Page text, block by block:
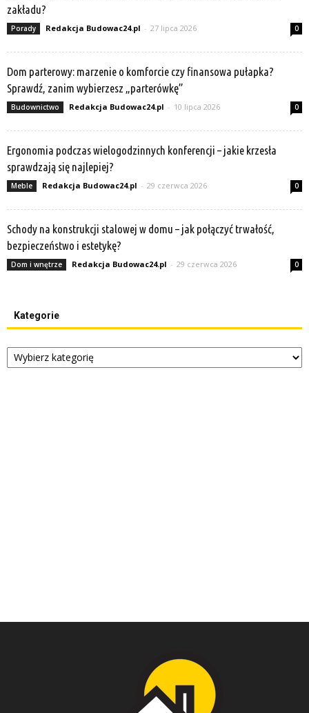
zakładu?
Porady Redakcja Budowac24.pl - 27 lipca 2026 0
Dom parterowy: marzenie o komforcie czy finansowa pułapka?
Sprawdź, zanim wybierzesz „parterówkę”
Budownictwo Redakcja Budowac24.pl - 10 lipca 2026 0
Ergonomia podczas wielogodzinnych konferencji – jakie krzesła
sprawdzają się najlepiej?
Meble Redakcja Budowac24.pl - 29 czerwca 2026 0
Schody na konstrukcji stalowej w domu – jak połączyć trwałość,
bezpieczeństwo i estetykę?
Dom i wnętrze Redakcja Budowac24.pl - 29 czerwca 2026 0
Kategorie
Kategorie